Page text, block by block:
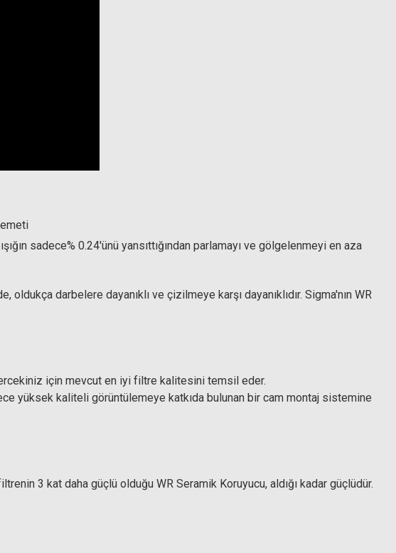
sadece% 0.24'ünü yansıttığından parlamayı ve gölgelenmeyi en aza
darbelere dayanıklı ve çizilmeye karşı dayanıklıdır. Sigma'nın WR
için mevcut en iyi filtre kalitesini temsil eder.
yüksek kaliteli görüntülemeye katkıda bulunan bir cam montaj sistemine
3 kat daha güçlü olduğu WR Seramik Koruyucu, aldığı kadar güçlüdür.